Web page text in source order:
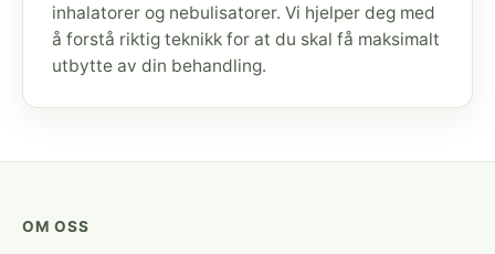
inhalatorer og nebulisatorer. Vi hjelper deg med
å forstå riktig teknikk for at du skal få maksimalt
utbytte av din behandling.
OM OSS